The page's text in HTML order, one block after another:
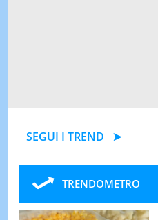
SEGUI I TREND
TRENDOMETRO